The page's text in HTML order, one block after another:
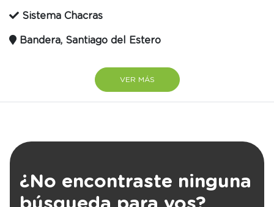
VER MÁS
Sistema Chacras
Bandera, Santiago del Estero
¿No encontraste ninguna